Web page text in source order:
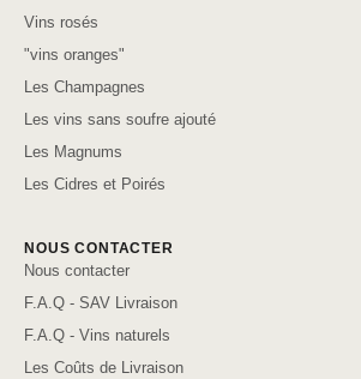
Vins rosés
"vins oranges"
Les Champagnes
Les vins sans soufre ajouté
Les Magnums
Les Cidres et Poirés
NOUS CONTACTER
Nous contacter
F.A.Q - SAV Livraison
F.A.Q - Vins naturels
Les Coûts de Livraison